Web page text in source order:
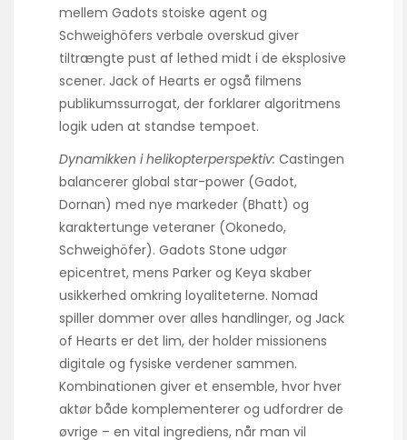
mellem Gadots stoiske agent og
Schweighöfers verbale overskud giver
tiltrængte pust af lethed midt i de eksplosive
scener. Jack of Hearts er også filmens
publikumssurrogat, der forklarer algoritmens
logik uden at standse tempoet.
Dynamikken i helikopterperspektiv: Castingen
balancerer global star-power (Gadot,
Dornan) med nye markeder (Bhatt) og
karaktertunge veteraner (Okonedo,
Schweighöfer). Gadots Stone udgør
epicentret, mens Parker og Keya skaber
usikkerhed omkring loyaliteterne. Nomad
spiller dommer over alles handlinger, og Jack
of Hearts er det lim, der holder missionens
digitale og fysiske verdener sammen.
Kombinationen giver et ensemble, hvor hver
aktør både komplementerer og udfordrer de
øvrige – en vital ingrediens, når man vil